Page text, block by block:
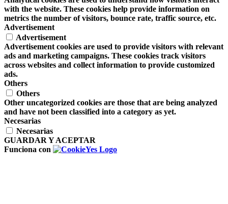
with the website. These cookies help provide information on
metrics the number of visitors, bounce rate, traffic source, etc.
Advertisement
Advertisement
Advertisement cookies are used to provide visitors with relevant
ads and marketing campaigns. These cookies track visitors
across websites and collect information to provide customized
ads.
Others
Others
Other uncategorized cookies are those that are being analyzed
and have not been classified into a category as yet.
Necesarias
Necesarias
GUARDAR Y ACEPTAR
Funciona con